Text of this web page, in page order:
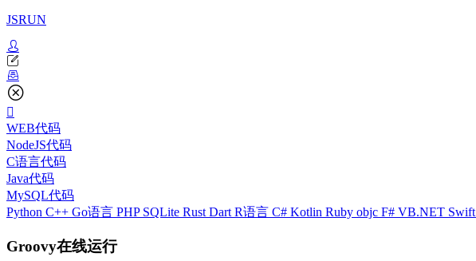
JSRUN
WEB代码
NodeJS代码
C语言代码
Java代码
MySQL代码
Python C++ Go语言 PHP SQLite Rust Dart R语言 C# Kotlin Ruby objc F# VB.NET Swift
Groovy在线运行